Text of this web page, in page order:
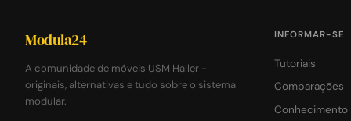
Modula24
A comunidade de móveis USM Haller -
originais, alternativas e tudo sobre o sistema
modular.
INFORMAR-SE
Tutoriais
Comparações
Conhecimento